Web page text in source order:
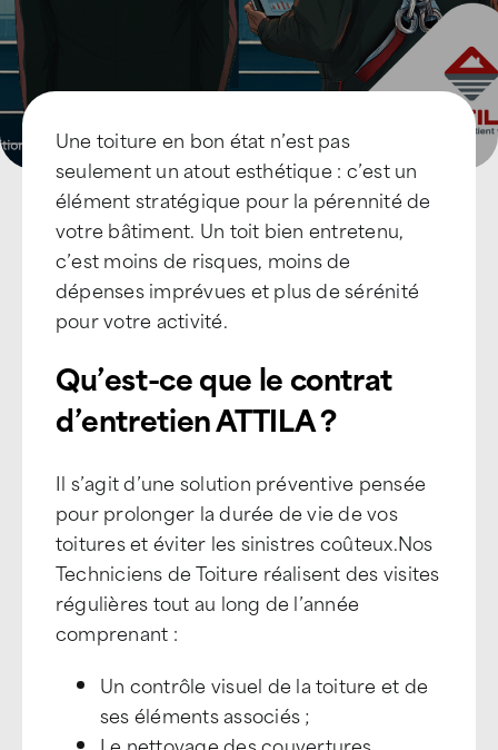
Une toiture en bon état n’est pas
seulement un atout esthétique : c’est un
élément stratégique pour la pérennité de
votre bâtiment. Un toit bien entretenu,
c’est moins de risques, moins de
dépenses imprévues et plus de sérénité
pour votre activité.
Qu’est-ce que le contrat
d’entretien ATTILA ?
Il s’agit d’une solution préventive pensée
pour prolonger la durée de vie de vos
toitures et éviter les sinistres coûteux.Nos
Techniciens de Toiture réalisent des visites
régulières tout au long de l’année
comprenant :
Un contrôle visuel de la toiture et de
ses éléments associés ;